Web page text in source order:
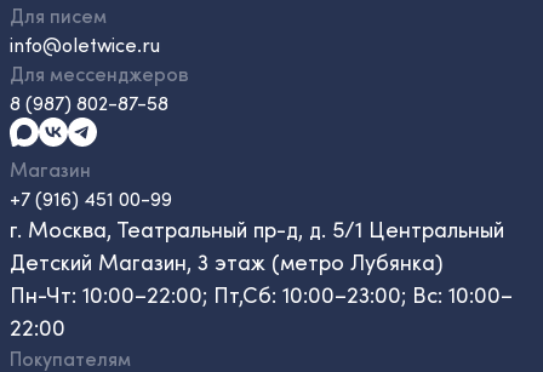
Для писем
info@oletwice.ru
Для мессенджеров
8 (987) 802-87-58
Магазин
+7 (916) 451 00-99
г. Москва, Театральный пр-д, д. 5/1 Центральный
Детский Магазин, 3 этаж (метро Лубянка)
Пн-Чт: 10:00–22:00; Пт,Сб: 10:00–23:00; Вс: 10:00–
22:00
Покупателям